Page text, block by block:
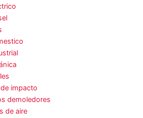
impacto
demoledores
de aire